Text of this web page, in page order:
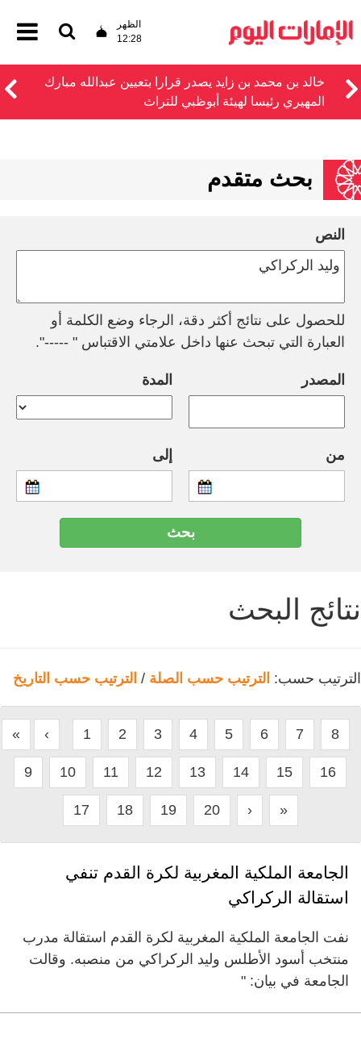
الظهر
12:28
خالد بن محمد بن زايد يصدر قرارا بتعيين عبدالله مبارك
المهيري رئيسا لهيئة أبوظبي للتراث
بحث متقدم
النص
للحصول على نتائج أكثر دقة، الرجاء وضع الكلمة أو
العبارة التي تبحث عنها داخل علامتي الاقتباس " -----".
المصدر المدة
من إلى
نتائج البحث
الترتيب حسب: الترتيب حسب الصلة / الترتيب حسب التاريخ
« ‹ 1 2 3 4 5 6 7 8
9 10 11 12 13 14 15 16
17 18 19 20 › »
الجامعة الملكية المغربية لكرة القدم تنفي
استقالة الركراكي
نفت الجامعة الملكية المغربية لكرة القدم استقالة مدرب
منتخب أسود الأطلس وليد الركراكي من منصبه. وقالت
الجامعة في بيان: "